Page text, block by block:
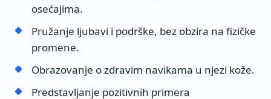
osećajima.
Pružanje ljubavi i podrške, bez obzira na fizičke
promene.
Obrazovanje o zdravim navikama u njezi kože.
Predstavljanje pozitivnih primera